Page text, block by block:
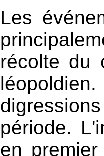
Les
récolte du
période.
en